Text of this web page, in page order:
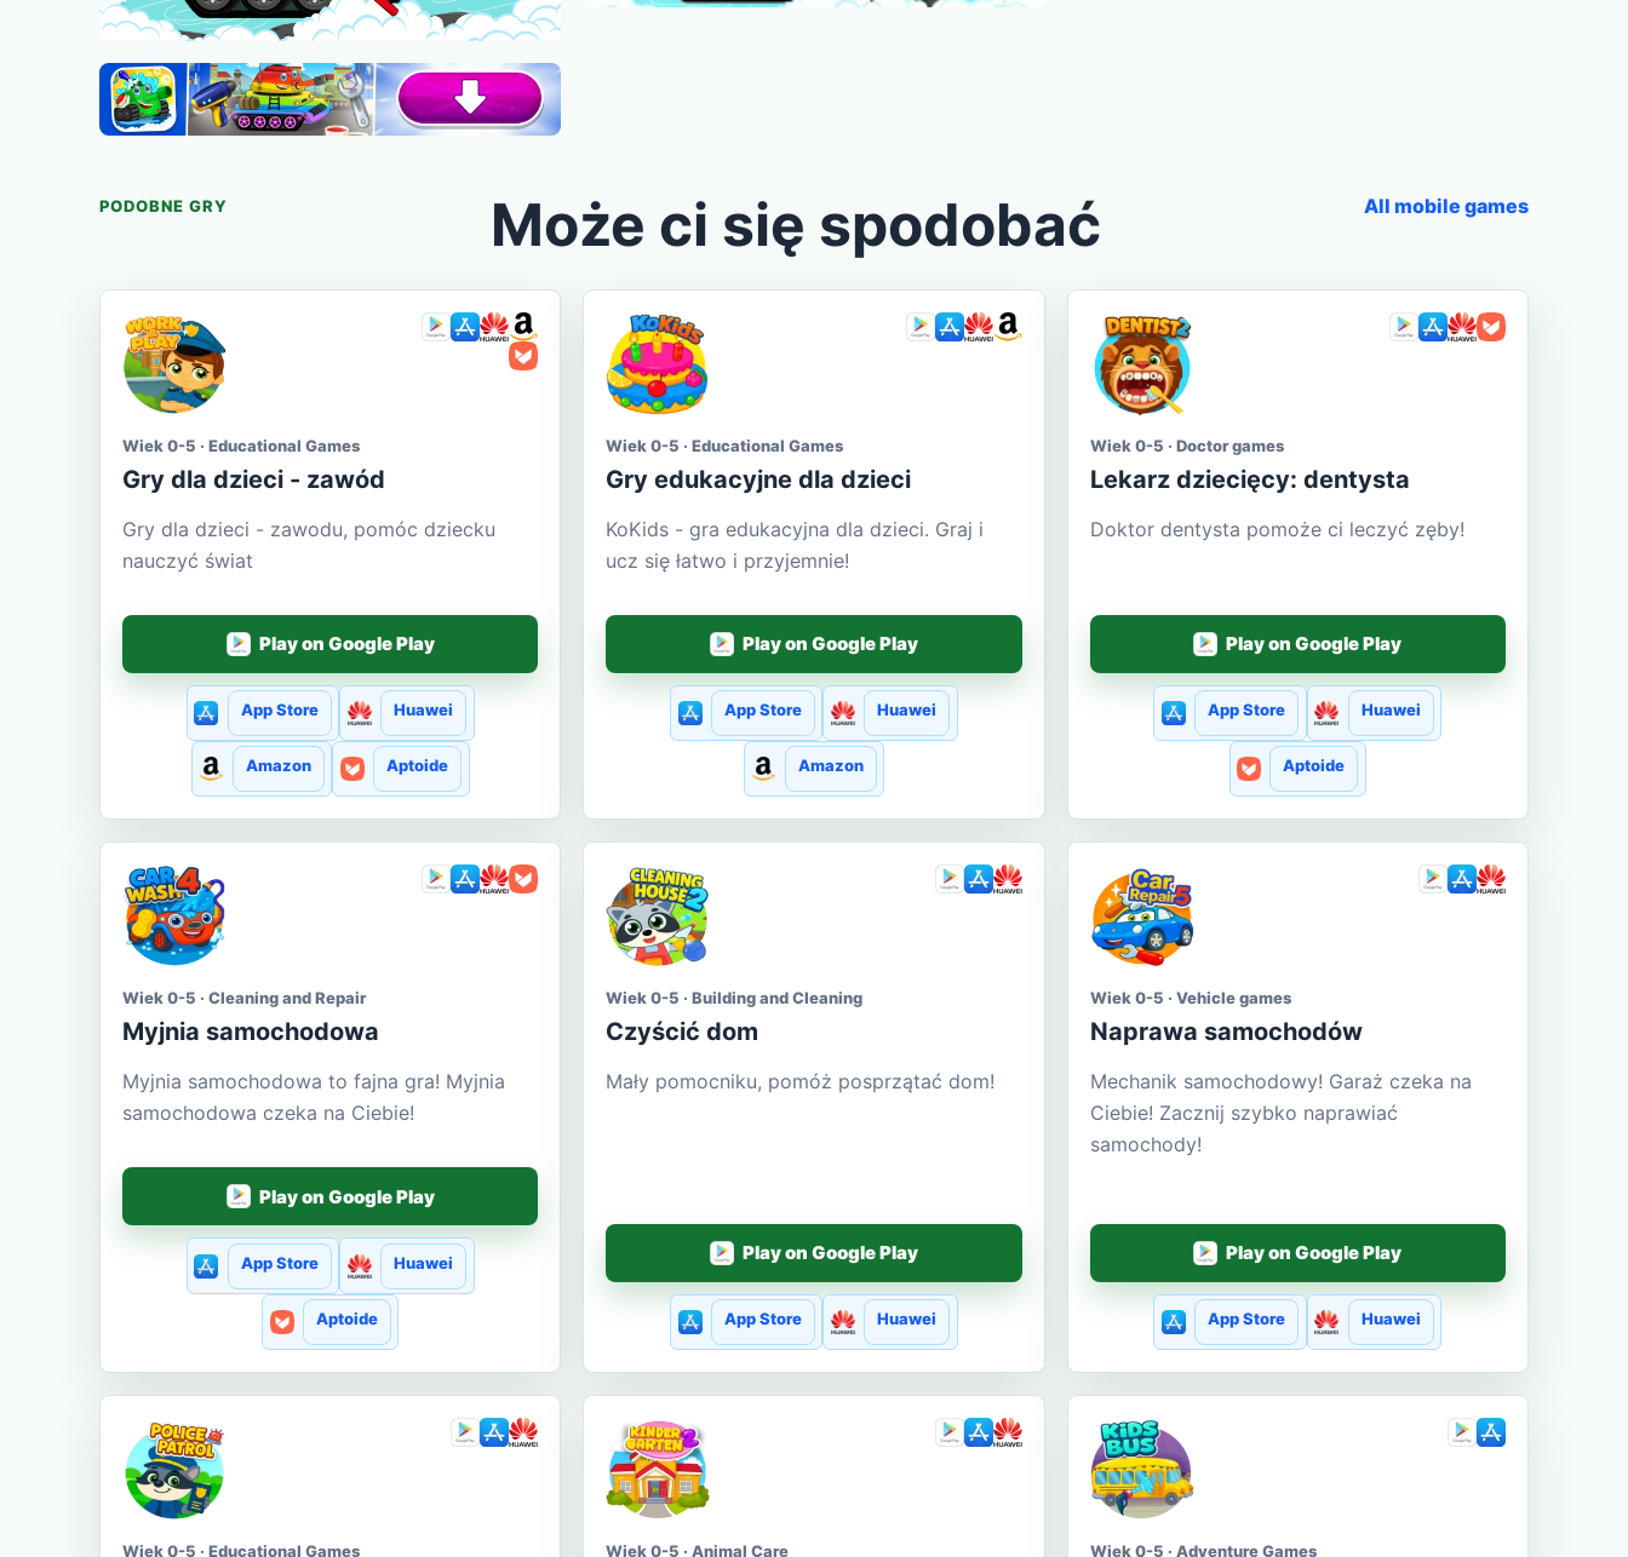
PODOBNE GRY Może ci się spodobać All mobile games
Wiek 0-5 · Educational Games
Gry dla dzieci - zawód
Gry dla dzieci - zawodu, pomóc dziecku
nauczyć świat
Play on Google Play
App Store Huawei
Amazon Aptoide
Wiek 0-5 · Educational Games
Gry edukacyjne dla dzieci
KoKids - gra edukacyjna dla dzieci. Graj i
ucz się łatwo i przyjemnie!
Play on Google Play
App Store Huawei
Amazon
Wiek 0-5 · Doctor games
Lekarz dziecięcy: dentysta
Doktor dentysta pomoże ci leczyć zęby!
Play on Google Play
App Store Huawei
Aptoide
Wiek 0-5 · Cleaning and Repair
Myjnia samochodowa
Myjnia samochodowa to fajna gra! Myjnia
samochodowa czeka na Ciebie!
Play on Google Play
App Store Huawei
Aptoide
Wiek 0-5 · Building and Cleaning
Czyścić dom
Mały pomocniku, pomóż posprzątać dom!
Play on Google Play
App Store Huawei
Wiek 0-5 · Vehicle games
Naprawa samochodów
Mechanik samochodowy! Garaż czeka na
Ciebie! Zacznij szybko naprawiać
samochody!
Play on Google Play
App Store Huawei
Wiek 0-5 · Educational Games Wiek 0-5 · Animal Care Wiek 0-5 · Adventure Games